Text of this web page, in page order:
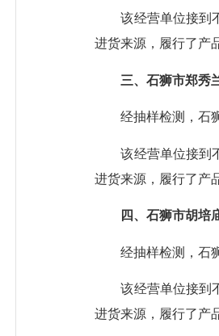
该经营单位接到
进货来源，履行了产
三、石狮市郑秀
经抽样检测，石
该经营单位接到
进货来源，履行了产
四、石狮市胡培
经抽样检测，石
该经营单位接到
进货来源，履行了产